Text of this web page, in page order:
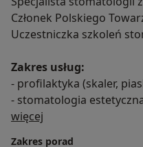
Członek Polskiego
Uczestniczka szkoleń
Zakres usług:
- profilaktyka (skaler,
- stomatologia
- endodoncja (mikroskop)
więcej
Zakres porad